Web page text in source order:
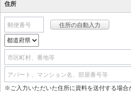
住所
郵便番号
市区町村、番地等
アパート、マンション名、部屋番号等
※ご入力いただいた住所に資料を送付する場合